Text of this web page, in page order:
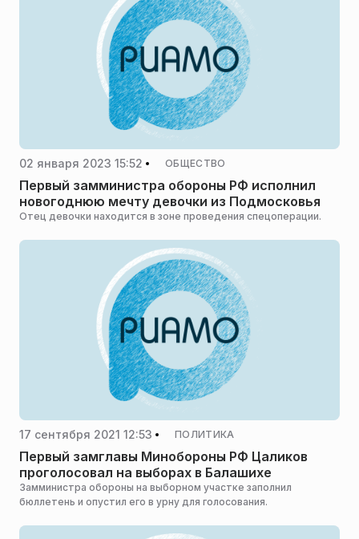
02 января 2023 15:52 ОБЩЕСТВО
Первый замминистра обороны РФ исполнил
новогоднюю мечту девочки из Подмосковья
Отец девочки находится в зоне проведения спецоперации.
17 сентября 2021 12:53 ПОЛИТИКА
Первый замглавы Минобороны РФ Цаликов
проголосовал на выборах в Балашихе
Замминистра обороны на выборном участке заполнил
бюллетень и опустил его в урну для голосования.